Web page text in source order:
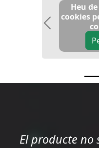
Heu
cookies
Previous
El producte no